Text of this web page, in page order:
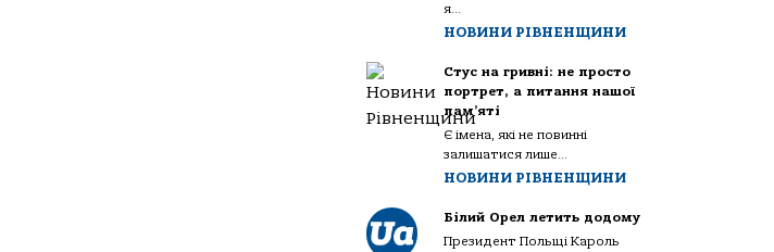
я...
НОВИНИ РІВНЕНЩИНИ
Стус на гривні: не просто
портрет, а питання нашої
пам’яті
Є імена, які не повинні
залишатися лише...
НОВИНИ РІВНЕНЩИНИ
Білий Орел летить додому
Президент Польщі Кароль